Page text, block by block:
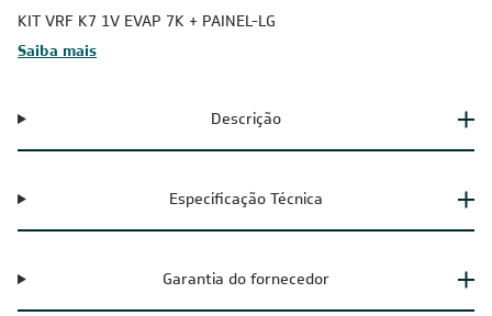
KIT VRF K7 1V EVAP 7K + PAINEL-LG
Saiba mais
Descrição
Especificação Técnica
Garantia do fornecedor